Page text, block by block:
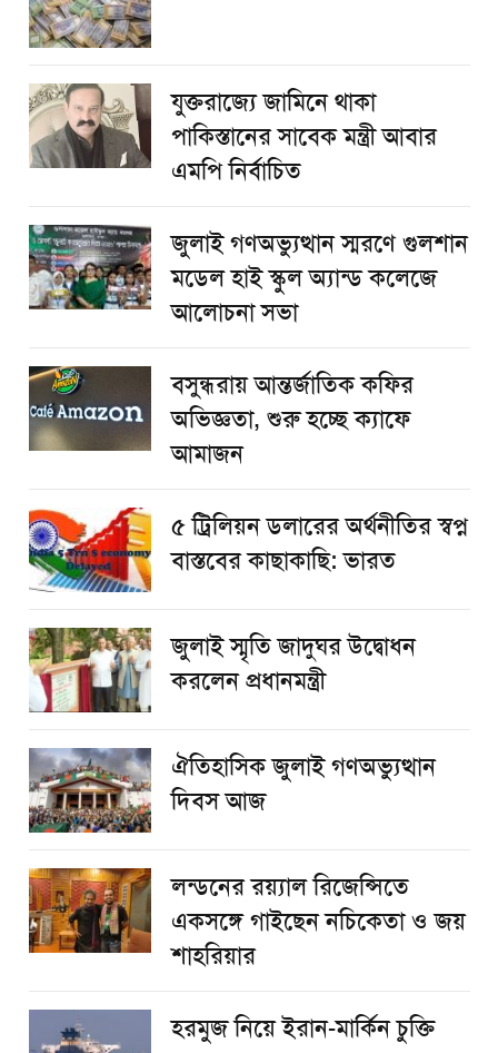
যুক্তরাজ্যে জামিনে থাকা
পাকিস্তানের সাবেক মন্ত্রী আবার
এমপি নির্বাচিত
জুলাই গণঅভ্যুত্থান স্মরণে গুলশান
মডেল হাই স্কুল অ্যান্ড কলেজে
আলোচনা সভা
বসুন্ধরায় আন্তর্জাতিক কফির
অভিজ্ঞতা, শুরু হচ্ছে ক্যাফে
আমাজন
৫ ট্রিলিয়ন ডলারের অর্থনীতির স্বপ্ন
বাস্তবের কাছাকাছি: ভারত
জুলাই স্মৃতি জাদুঘর উদ্বোধন
করলেন প্রধানমন্ত্রী
ঐতিহাসিক জুলাই গণঅভ্যুত্থান
দিবস আজ
লন্ডনের রয়্যাল রিজেন্সিতে
একসঙ্গে গাইছেন নচিকেতা ও জয়
শাহরিয়ার
হরমুজ নিয়ে ইরান-মার্কিন চুক্তি